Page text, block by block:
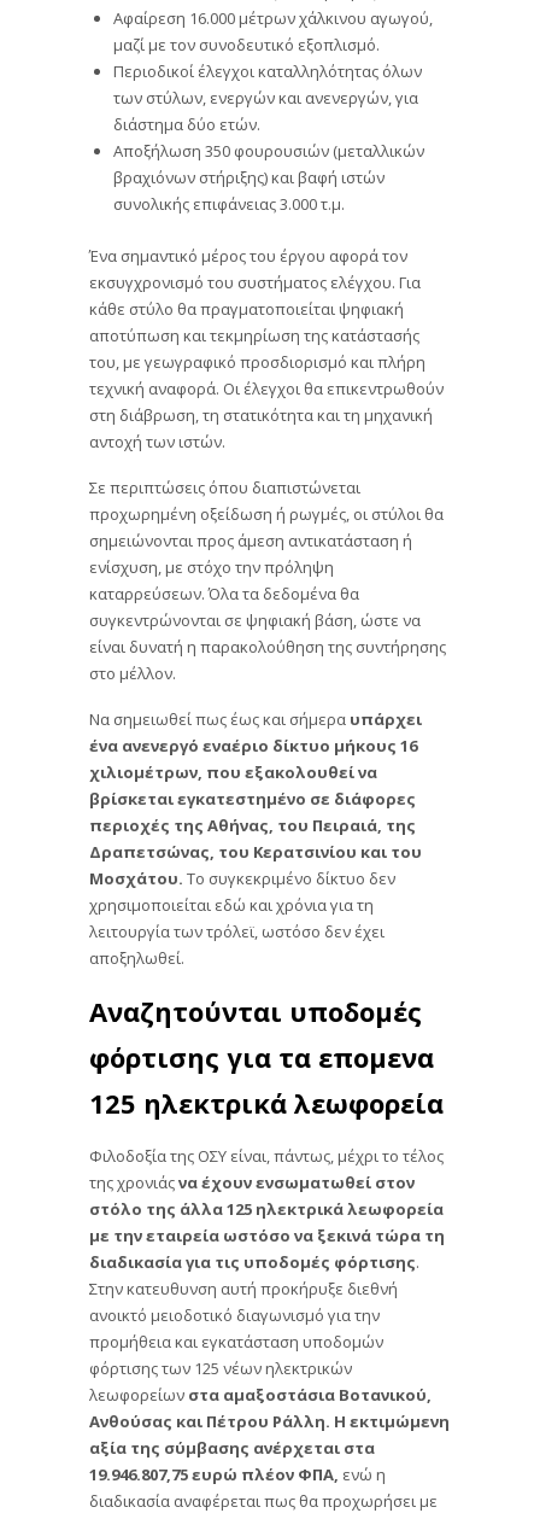
Αφαίρεση 16.000 μέτρων χάλκινου αγωγού,
μαζί με τον συνοδευτικό εξοπλισμό.
Περιοδικοί έλεγχοι καταλληλότητας όλων
των στύλων, ενεργών και ανενεργών, για
διάστημα δύο ετών.
Αποξήλωση 350 φουρουσιών (μεταλλικών
βραχιόνων στήριξης) και βαφή ιστών
συνολικής επιφάνειας 3.000 τ.μ.
Ένα σημαντικό μέρος του έργου αφορά τον
εκσυγχρονισμό του συστήματος ελέγχου. Για
κάθε στύλο θα πραγματοποιείται ψηφιακή
αποτύπωση και τεκμηρίωση της κατάστασής
του, με γεωγραφικό προσδιορισμό και πλήρη
τεχνική αναφορά. Οι έλεγχοι θα επικεντρωθούν
στη διάβρωση, τη στατικότητα και τη μηχανική
αντοχή των ιστών.
Σε περιπτώσεις όπου διαπιστώνεται
προχωρημένη οξείδωση ή ρωγμές, οι στύλοι θα
σημειώνονται προς άμεση αντικατάσταση ή
ενίσχυση, με στόχο την πρόληψη
καταρρεύσεων. Όλα τα δεδομένα θα
συγκεντρώνονται σε ψηφιακή βάση, ώστε να
είναι δυνατή η παρακολούθηση της συντήρησης
στο μέλλον.
Να σημειωθεί πως έως και σήμερα υπάρχει
ένα ανενεργό εναέριο δίκτυο μήκους 16
χιλιομέτρων, που εξακολουθεί να
βρίσκεται εγκατεστημένο σε διάφορες
περιοχές της Αθήνας, του Πειραιά, της
Δραπετσώνας, του Κερατσινίου και του
Μοσχάτου. Το συγκεκριμένο δίκτυο δεν
χρησιμοποιείται εδώ και χρόνια για τη
λειτουργία των τρόλεϊ, ωστόσο δεν έχει
αποξηλωθεί.
Αναζητούνται υποδομές
φόρτισης για τα επομενα
125 ηλεκτρικά λεωφορεία
Φιλοδοξία της ΟΣΥ είναι, πάντως, μέχρι το τέλος
της χρονιάςνα έχουν ενσωματωθεί στον
στόλο της άλλα 125 ηλεκτρικά λεωφορεία
με την εταιρεία ωστόσο να ξεκινά τώρα τη
διαδικασία για τις υποδομές φόρτισης.
Στην κατευθυνση αυτή προκήρυξε διεθνή
ανοικτό μειοδοτικό διαγωνισμό για την
προμήθεια και εγκατάσταση υποδομών
φόρτισης των 125 νέων ηλεκτρικών
λεωφορείων στα αμαξοστάσια Βοτανικού,
Ανθούσας και Πέτρου Ράλλη. Η εκτιμώμενη
αξία της σύμβασης ανέρχεται στα
19.946.807,75 ευρώ πλέον ΦΠΑ, ενώ η
διαδικασία αναφέρεται πως θα προχωρήσει με